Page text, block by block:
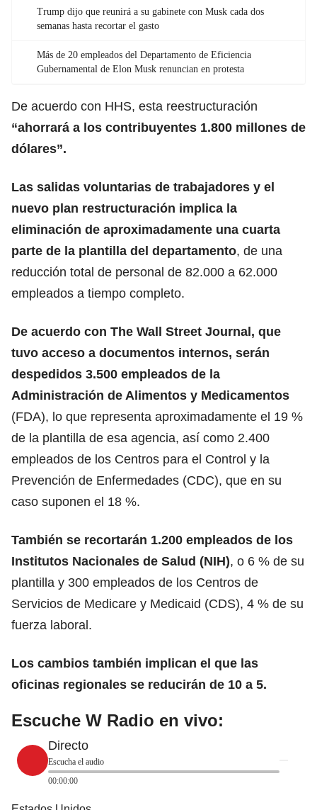
Trump dijo que reunirá a su gabinete con Musk cada dos
semanas hasta recortar el gasto
Más de 20 empleados del Departamento de Eficiencia
Gubernamental de Elon Musk renuncian en protesta
De acuerdo con HHS, esta reestructuración
“ahorrará a los contribuyentes 1.800 millones de
dólares”.
Las salidas voluntarias de trabajadores y el
nuevo plan restructuración implica la
eliminación de aproximadamente una cuarta
parte de la plantilla del departamento, de una
reducción total de personal de 82.000 a 62.000
empleados a tiempo completo.
De acuerdo con The Wall Street Journal, que
tuvo acceso a documentos internos, serán
despedidos 3.500 empleados de la
Administración de Alimentos y Medicamentos
(FDA), lo que representa aproximadamente el 19 %
de la plantilla de esa agencia, así como 2.400
empleados de los Centros para el Control y la
Prevención de Enfermedades (CDC), que en su
caso suponen el 18 %.
También se recortarán 1.200 empleados de los
Institutos Nacionales de Salud (NIH), o 6 % de su
plantilla y 300 empleados de los Centros de
Servicios de Medicare y Medicaid (CDS), 4 % de su
fuerza laboral.
Los cambios también implican el que las
oficinas regionales se reducirán de 10 a 5.
Escuche W Radio en vivo:
Directo
Escucha el audio
00:00:00